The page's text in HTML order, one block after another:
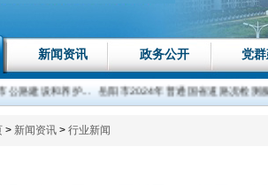
新闻资讯 政务公开 党
路建设和养护... 岳阳市2024年普通国省道路况检测服...
> 新闻资讯 > 行业新闻